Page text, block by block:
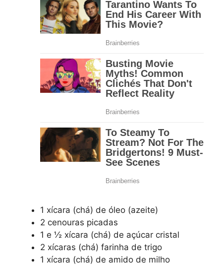
1 xícara (chá) de óleo (azeite)
2 cenouras picadas
1 e ½ xícara (chá) de açúcar cristal
2 xícaras (chá) farinha de trigo
1 xícara (chá) de amido de milho